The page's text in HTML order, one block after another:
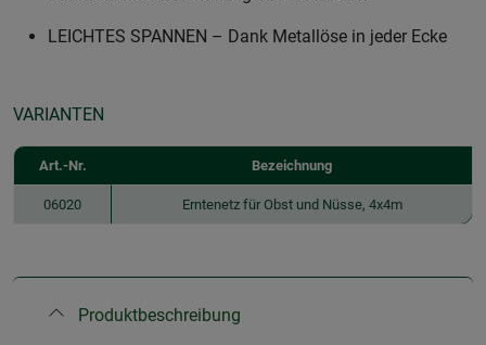
LEICHTES SPANNEN – Dank Metallöse in jeder Ecke
VARIANTEN
Art.-Nr. Bezeichnung
06020 Erntenetz für Obst und Nüsse, 4x4m
Produktbeschreibung